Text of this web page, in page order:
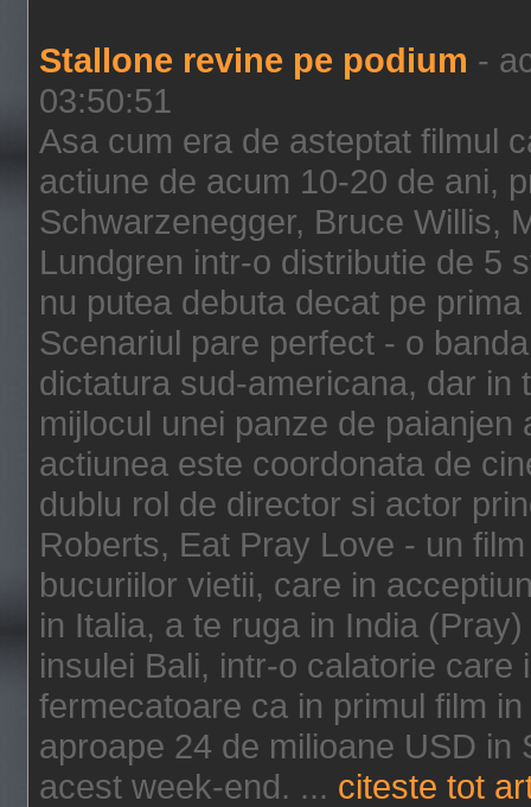
Stallone revine pe podium -
03:50:51
Asa cum era de asteptat filmul
actiune de acum 10-20 de ani,
Schwarzenegger, Bruce Willis,
Lundgren intr-o distributie de 5
nu putea debuta decat pe
Scenariul pare perfect - o
dictatura sud-americana, dar in
mijlocul unei panze de
actiunea este coordonata de
dublu rol de director si actor
Roberts, Eat Pray Love - un
bucuriilor vietii, care in
in Italia, a te ruga in India
insulei Bali, intr-o calatorie
fermecatoare ca in primul film
aproape 24 de milioane USD in
acest week-end. ... citeste tot